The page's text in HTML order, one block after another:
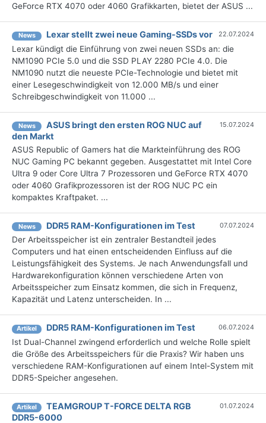
GeForce RTX 4070 oder 4060 Grafikkarten, bietet der ASUS ...
News Lexar stellt zwei neue Gaming-SSDs vor 22.07.2024
Lexar kündigt die Einführung von zwei neuen SSDs an: die
NM1090 PCIe 5.0 und die SSD PLAY 2280 PCIe 4.0. Die
NM1090 nutzt die neueste PCIe-Technologie und bietet mit
einer Lesegeschwindigkeit von 12.000 MB/s und einer
Schreibgeschwindigkeit von 11.000 ...
News
ASUS bringt den ersten ROG NUC auf
den Markt
15.07.2024
ASUS Republic of Gamers hat die Markteinführung des ROG
NUC Gaming PC bekannt gegeben. Ausgestattet mit Intel Core
Ultra 9 oder Core Ultra 7 Prozessoren und GeForce RTX 4070
oder 4060 Grafikprozessoren ist der ROG NUC PC ein
kompaktes Kraftpaket. ...
News DDR5 RAM-Konfigurationen im Test 07.07.2024
Der Arbeitsspeicher ist ein zentraler Bestandteil jedes
Computers und hat einen entscheidenden Einfluss auf die
Leistungsfähigkeit des Systems. Je nach Anwendungsfall und
Hardwarekonfiguration können verschiedene Arten von
Arbeitsspeicher zum Einsatz kommen, die sich in Frequenz,
Kapazität und Latenz unterscheiden. In ...
Artikel DDR5 RAM-Konfigurationen im Test 06.07.2024
Ist Dual-Channel zwingend erforderlich und welche Rolle spielt
die Größe des Arbeitsspeichers für die Praxis? Wir haben uns
verschiedene RAM-Konfigurationen auf einem Intel-System mit
DDR5-Speicher angesehen.
Artikel
TEAMGROUP T-FORCE DELTA RGB
DDR5-6000
01.07.2024